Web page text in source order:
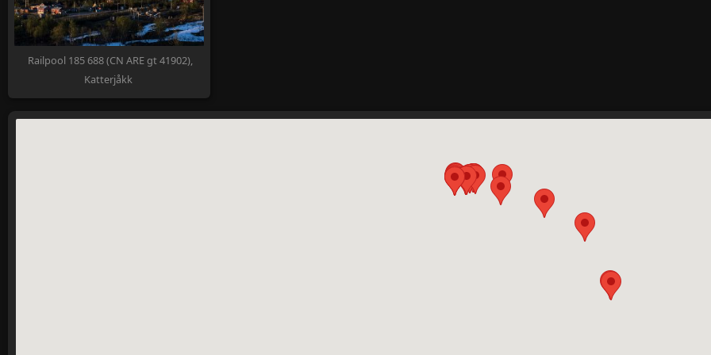
Railpool 185 688 (CN ARE gt 41902),
Katterjåkk